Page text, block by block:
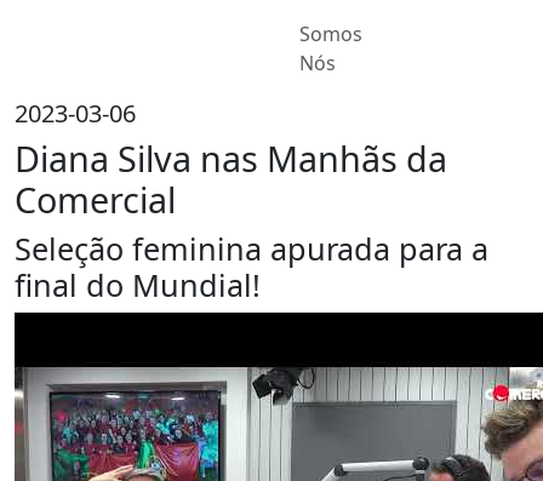
Somos
Nós
2023-03-06
Diana Silva nas Manhãs da
Comercial
Seleção feminina apurada para a
final do Mundial!